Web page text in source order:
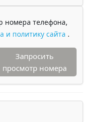
номера телефона,
и политику сайта .
Запросить
просмотр номера